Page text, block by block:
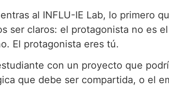
al INFLU-IE Lab, lo primero
ser claros: el protagonista no es
El protagonista eres tú.
con un proyecto que
que debe ser compartida, o el